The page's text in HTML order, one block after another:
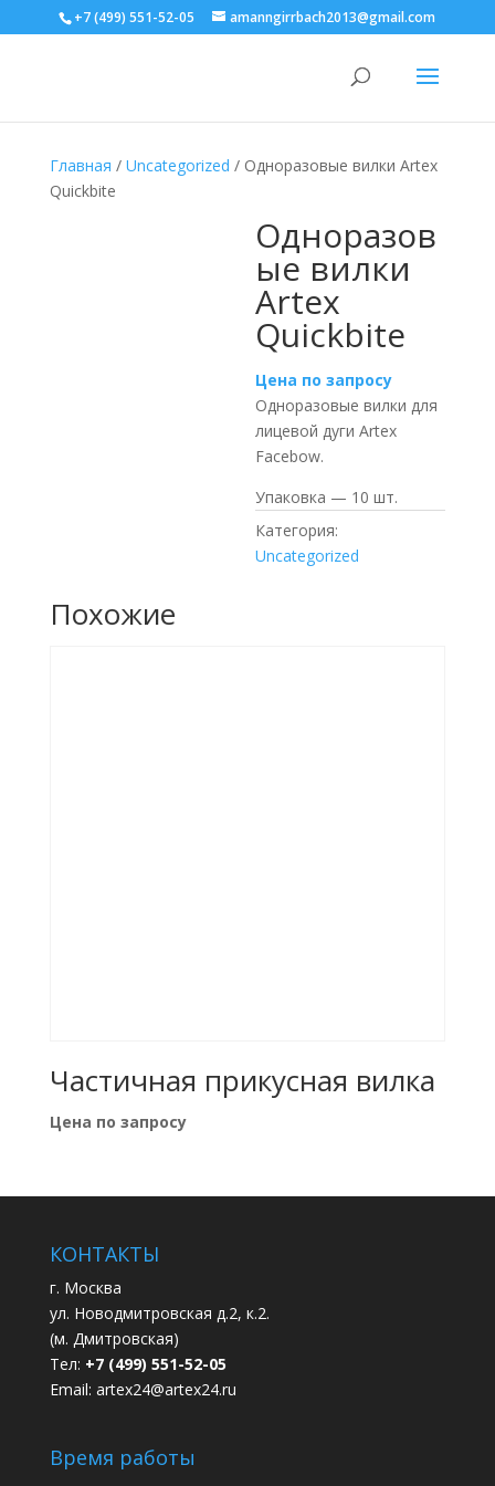
+7 (499) 551-52-05 amanngirrbach2013@gmail.com
Главная / Uncategorized / Одноразовые вилки Artex
Quickbite
Одноразов
ые вилки
Artex
Quickbite
Цена по запросу
Одноразовые вилки для
лицевой дуги Artex
Facebow.
Упаковка — 10 шт.
Категория:
Uncategorized
Похожие
Частичная прикусная вилка
Цена по запросу
КОНТАКТЫ
г. Москва
ул. Новодмитровская д.2, к.2.
(м. Дмитровская)
Тел: +7 (499) 551-52-05
Email: artex24@artex24.ru
Время работы